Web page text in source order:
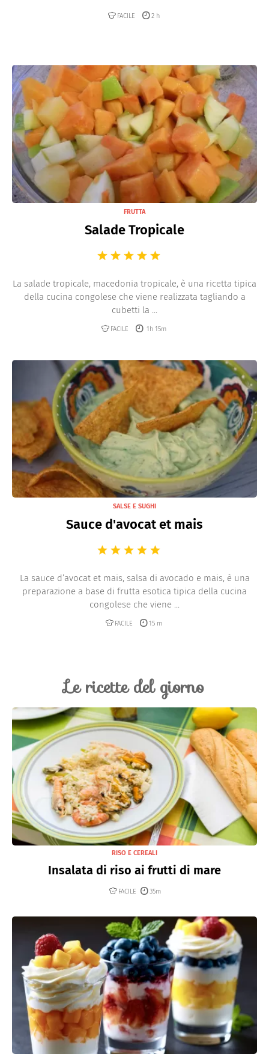
FACILE 2 h
FRUTTA
Salade Tropicale
La salade tropicale, macedonia tropicale, è una ricetta tipica
della cucina congolese che viene realizzata tagliando a
cubetti la ...
FACILE 1h 15m
SALSE E SUGHI
Sauce d'avocat et mais
La sauce d’avocat et mais, salsa di avocado e mais, è una
preparazione a base di frutta esotica tipica della cucina
congolese che viene ...
FACILE 15 m
Le ricette del giorno
RISO E CEREALI
Insalata di riso ai frutti di mare
FACILE 35m